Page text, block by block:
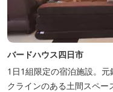
バードハウス四日市
1日1組限定の宿泊施設。
クラインのある土間スペー